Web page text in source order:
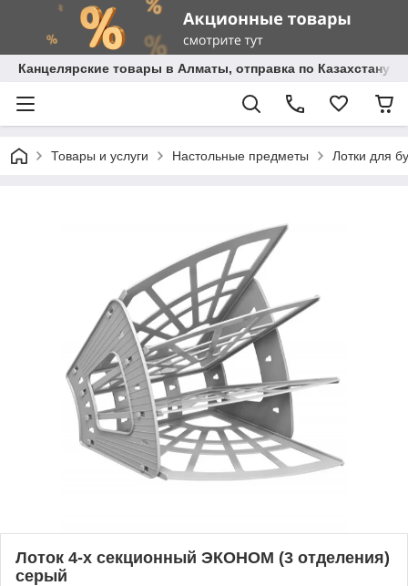
Канцелярские товары в Алматы, отправка по Казахстану.
Товары и услуги Настольные предметы Лотки для
Лоток 4-х секционный ЭКОНОМ (3 отделения)
серый